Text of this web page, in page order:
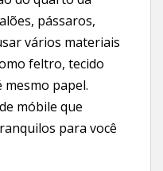
pássaros,
vários materiais
feltro, tecido
papel.
móbile que
para você